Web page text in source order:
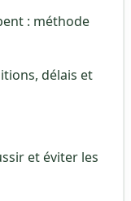
: méthode
délais et
et éviter les